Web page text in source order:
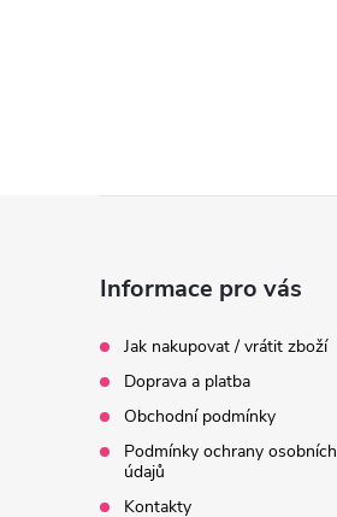
Informace pro vás
Jak nakupovat / vrátit zboží
Doprava a platba
Obchodní podmínky
Podmínky ochrany osobních
údajů
Kontakty